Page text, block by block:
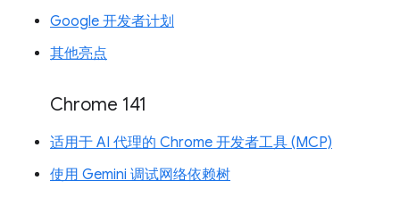
Google 开发者计划
其他亮点
Chrome 141
适用于 AI 代理的 Chrome 开发者工具 (MCP)
使用 Gemini 调试网络依赖树